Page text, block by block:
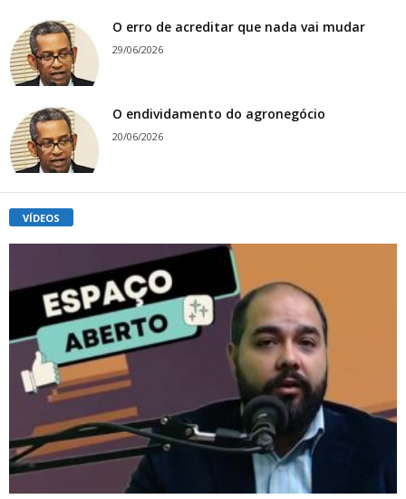
O erro de acreditar que nada vai mudar
29/06/2026
O endividamento do agronegócio
20/06/2026
VÍDEOS